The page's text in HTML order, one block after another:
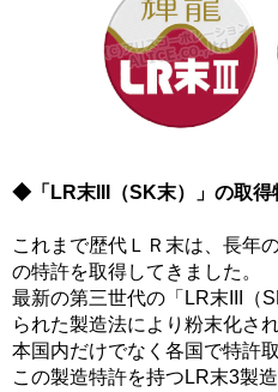
◆「LR末III（SK末）」の取得
これまで歴代ＬＲ末は、長年
の特許を取得してきました。
最新の第三世代の「LR末III（
られた製造法により粉末化さ
本国内だけでなく各国で特許
この製造特許を持つLR末3製